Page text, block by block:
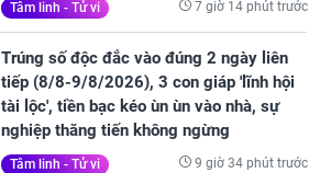
Tâm linh - Tử vi 7 giờ 14 phút trước
Trúng số độc đắc vào đúng 2 ngày liên
tiếp (8/8-9/8/2026), 3 con giáp 'lĩnh hội
tài lộc', tiền bạc kéo ùn ùn vào nhà, sự
nghiệp thăng tiến không ngừng
Tâm linh - Tử vi 9 giờ 34 phút trước